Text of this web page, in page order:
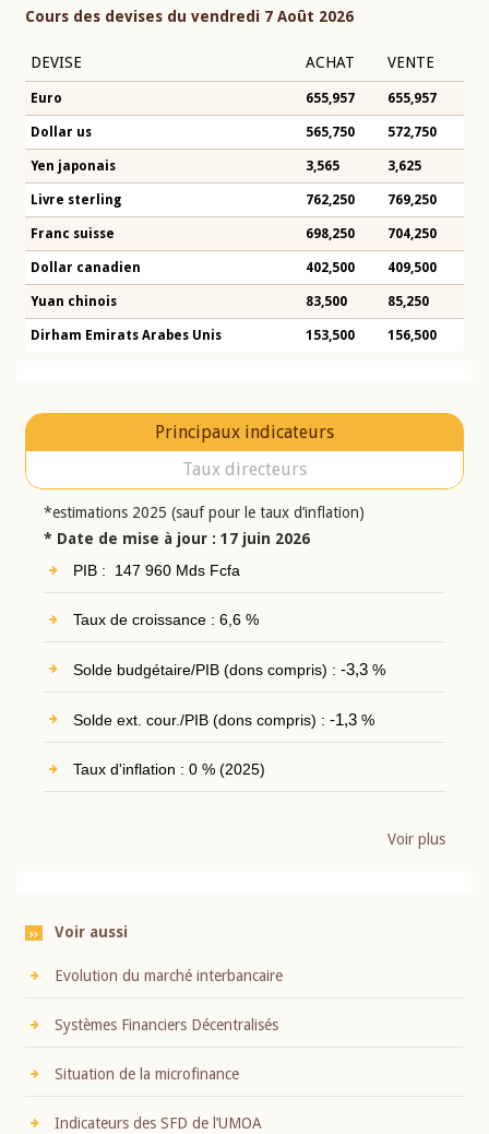
Cours des devises du vendredi 7 Août 2026
DEVISE ACHAT VENTE
Euro 655,957 655,957
Dollar us 565,750 572,750
Yen japonais 3,565 3,625
Livre sterling 762,250 769,250
Franc suisse 698,250 704,250
Dollar canadien 402,500 409,500
Yuan chinois 83,500 85,250
Dirham Emirats Arabes Unis 153,500 156,500
Principaux indicateurs
Taux directeurs
*estimations 2025 (sauf pour le taux d’inflation)
* Date de mise à jour : 17 juin 2026
PIB : 147 960 Mds Fcfa
Taux de croissance : 6,6 %
Solde budgétaire/PIB (dons compris) : -3,3%
Solde ext. cour./PIB (dons compris) : -1,3%
Taux d'inflation : 0 % (2025)
Voir plus
Voir aussi
Evolution du marché interbancaire
Systèmes Financiers Décentralisés
Situation de la microfinance
Indicateurs des SFD de l’UMOA